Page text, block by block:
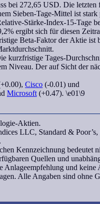
bei 272,65 USD. Die letzten
Sieben-Tage-Mittel ist stark
Stärke-Index-15-Tage
ergibt sich für diesen
Beta-Faktorder Aktie ist
kurzfristige Tages-
Niveau. Der auf Sicht der
Cisco (-0.01) und
Microsoft (+0.47). \e01\9
Aktien.
LLC, Standard &
Kennzeichnung bedeutet
Quellen und
Anlageempfehlung und
Alle Angaben sind ohne